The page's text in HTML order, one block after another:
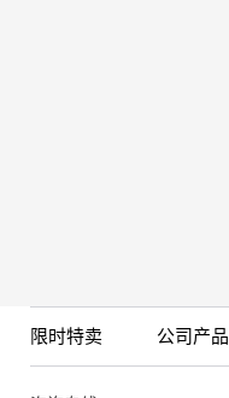
限时特卖 公司产品